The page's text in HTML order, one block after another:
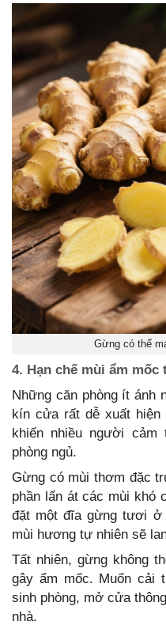
Gừng có thể
4. Hạn chế mùi ẩm mốc
Những căn phòng ít ánh
kín cửa rất dễ xuất hiện
khiến nhiều người
phòng ngủ.
Gừng có mùi thơm đặc
phần lấn át các mùi khó
đặt một đĩa gừng tươi ở
mùi hương tự nhiên sẽ
Tất nhiên, gừng không
gây ẩm mốc. Muốn cải
sinh phòng, mở cửa
nhà.